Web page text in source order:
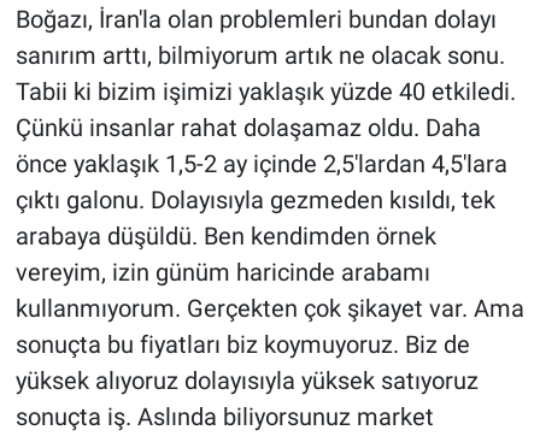
Boğazı, İran'la olan problemleri bundan dolayı
sanırım arttı, bilmiyorum artık ne olacak sonu.
Tabii ki bizim işimizi yaklaşık yüzde 40 etkiledi.
Çünkü insanlar rahat dolaşamaz oldu. Daha
önce yaklaşık 1,5-2 ay içinde 2,5'lardan 4,5'lara
çıktı galonu. Dolayısıyla gezmeden kısıldı, tek
arabaya düşüldü. Ben kendimden örnek
vereyim, izin günüm haricinde arabamı
kullanmıyorum. Gerçekten çok şikayet var. Ama
sonuçta bu fiyatları biz koymuyoruz. Biz de
yüksek alıyoruz dolayısıyla yüksek satıyoruz
sonuçta iş. Aslında biliyorsunuz market